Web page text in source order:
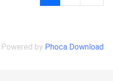
Powered by Phoca Download